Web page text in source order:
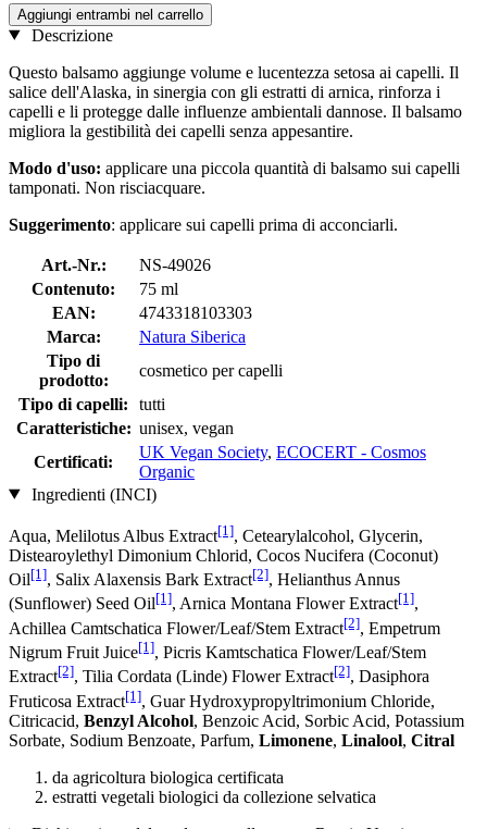
Aggiungi entrambi nel carrello
Descrizione
Questo balsamo aggiunge volume e lucentezza setosa ai capelli. Il
salice dell'Alaska, in sinergia con gli estratti di arnica, rinforza i
capelli e li protegge dalle influenze ambientali dannose. Il balsamo
migliora la gestibilità dei capelli senza appesantire.
Modo d'uso: applicare una piccola quantità di balsamo sui capelli
tamponati. Non risciacquare.
Suggerimento: applicare sui capelli prima di acconciarli.
Art.-Nr.:
NS-49026
Contenuto:
75 ml
EAN:
4743318103303
Marca:
Natura Siberica
Tipo di
prodotto:
cosmetico per capelli
Tipo di capelli:
tutti
Caratteristiche: unisex, vegan
Certificati:
UK Vegan Society, ECOCERT - Cosmos
Organic
Ingredienti (INCI)
Aqua, Melilotus Albus Extract[1], Cetearylalcohol, Glycerin,
Distearoylethyl Dimonium Chlorid, Cocos Nucifera (Coconut)
Oil[1], Salix Alaxensis Bark Extract[2], Helianthus Annus
(Sunflower) Seed Oil[1], Arnica Montana Flower Extract[1],
Achillea Camtschatica Flower/Leaf/Stem Extract[2], Empetrum
Nigrum Fruit Juice[1], Picris Kamtschatica Flower/Leaf/Stem
Extract[2], Tilia Cordata (Linde) Flower Extract[2], Dasiphora
Fruticosa Extract[1], Guar Hydroxypropyltrimonium Chloride,
Citricacid, Benzyl Alcohol, Benzoic Acid, Sorbic Acid, Potassium
Sorbate, Sodium Benzoate, Parfum, Limonene, Linalool, Citral
da agricoltura biologica certificata
estratti vegetali biologici da collezione selvatica